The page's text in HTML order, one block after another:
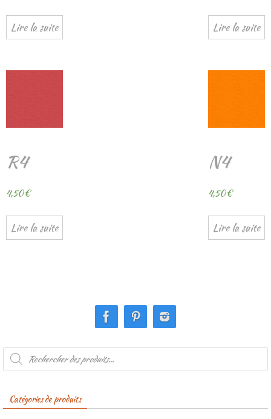
Lire la suite Lire la suite
R4
4,50€
Lire la suite
N4
4,50€
Lire la suite
Recherche
produits
Catégories de produits